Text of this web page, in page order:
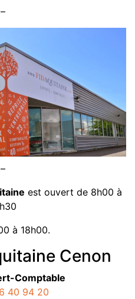
–
–
est ouvert de 8h00 à
à 18h00.
Cenon
Comptable
40 94 20